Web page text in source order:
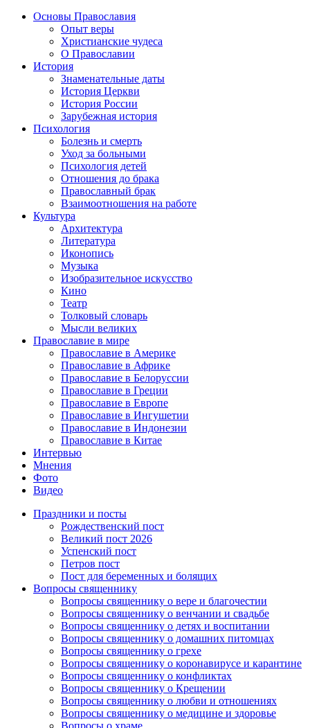
Основы Православия
Опыт веры
Христианские чудеса
О Православии
История
Знаменательные даты
История Церкви
История России
Зарубежная история
Психология
Болезнь и смерть
Уход за больными
Психология детей
Отношения до брака
Православный брак
Взаимоотношения на работе
Культура
Архитектура
Литература
Иконопись
Музыка
Изобразительное искусство
Кино
Театр
Толковый словарь
Мысли великих
Православие в мире
Православие в Америке
Православие в Африке
Православие в Белоруссии
Православие в Греции
Православие в Европе
Православие в Ингушетии
Православие в Индонезии
Православие в Китае
Интервью
Мнения
Фото
Видео
Праздники и посты
Рождественский пост
Великий пост 2026
Успенский пост
Петров пост
Пост для беременных и болящих
Вопросы священнику
Вопросы священнику о вере и благочестии
Вопросы священнику о венчании и свадьбе
Вопросы священнику о детях и воспитании
Вопросы священнику о домашних питомцах
Вопросы священнику о грехе
Вопросы священнику о коронавирусе и карантине
Вопросы священнику о конфликтах
Вопросы священнику о Крещении
Вопросы священнику о любви и отношениях
Вопросы священнику о медицине и здоровье